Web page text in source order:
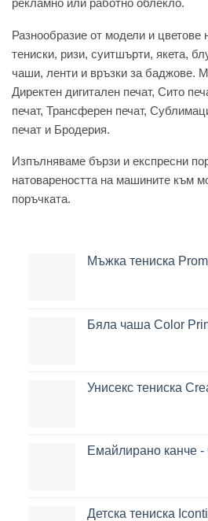
рекламно или работно облекло.
Разнообразие от модели и цветове
тениски, ризи, суитшърти, якета,
чаши, ленти и връзки за баджове.
Директен дигитален печат, Сито
печат, Трансферен печат,
печат и Бродерия.
Изпълняваме бързи и експресни
натовареността на машините към
поръчката.
Мъжка тениска
Бяла чаша Color
Унисекс тениска
Емайлирано канче
Детска тениска